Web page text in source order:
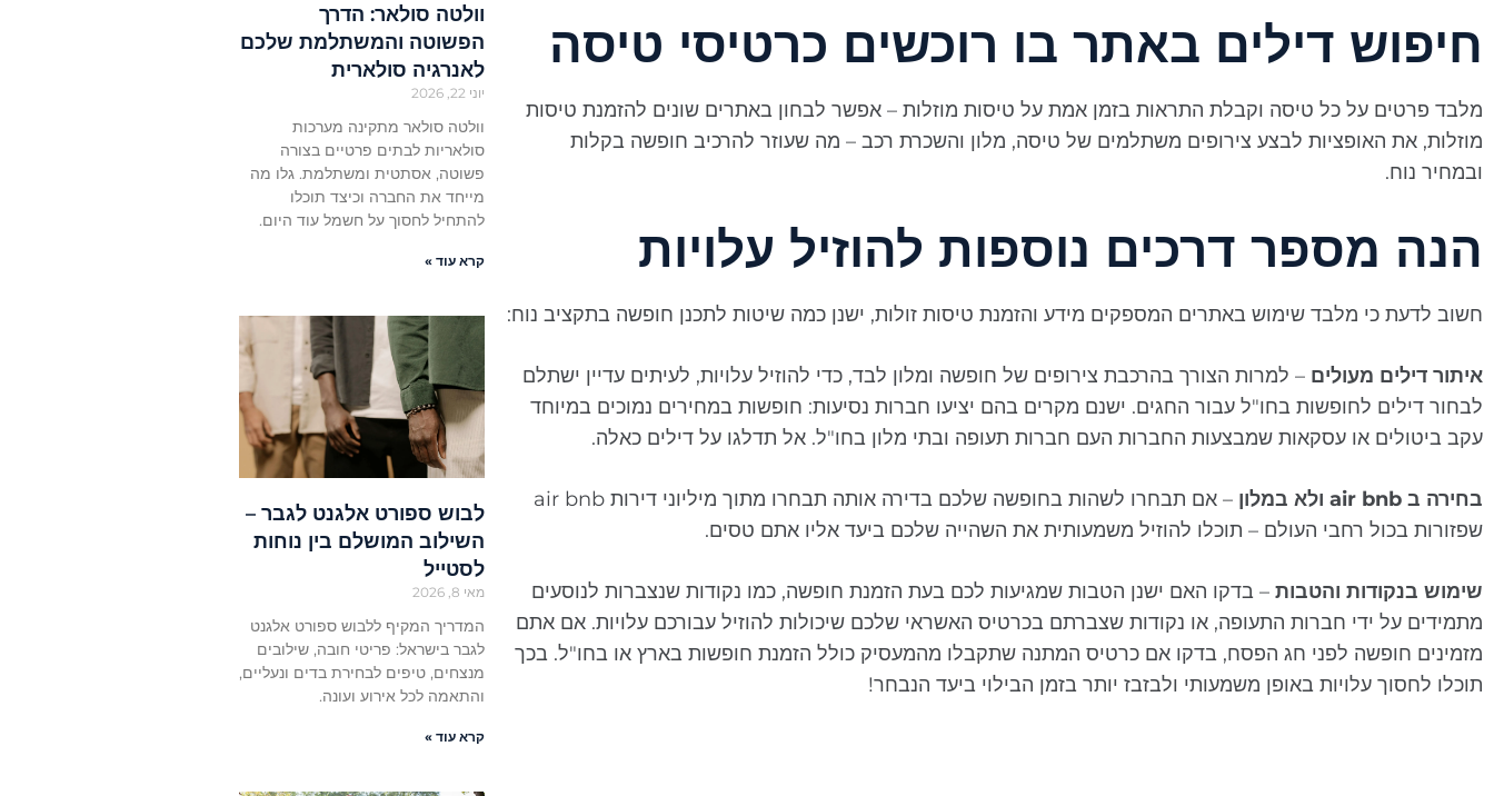
חיפוש דילים באתר בו רוכשים כרטיסי טיסה
מלבד פרטים על כל טיסה וקבלת התראות בזמן אמת על טיסות מוזלות – אפשר לבחון באתרים שונים להזמנת טיסות
מוזלות, את האופציות לבצע צירופים משתלמים של טיסה, מלון והשכרת רכב – מה שעוזר להרכיב חופשה בקלות
ובמחיר נוח.
הנה מספר דרכים נוספות להוזיל עלויות
חשוב לדעת כי מלבד שימוש באתרים המספקים מידע והזמנת טיסות זולות, ישנן כמה שיטות לתכנן חופשה בתקציב נוח:
איתור דילים מעולים – למרות הצורך בהרכבת צירופים של חופשה ומלון לבד, כדי להוזיל עלויות, לעיתים עדיין ישתלם
לבחור דילים לחופשות בחו"ל עבור החגים. ישנם מקרים בהם יציעו חברות נסיעות: חופשות במחירים נמוכים במיוחד
עקב ביטולים או עסקאות שמבצעות החברות העם חברות תעופה ובתי מלון בחו"ל. אל תדלגו על דילים כאלה.
בחירה ב air bnb ולא במלון
– אם תבחרו לשהות בחופשה שלכם בדירה אותה תבחרו מתוך מיליוני דירות air bnb
שפזורות בכול רחבי העולם – תוכלו להוזיל משמעותית את השהייה שלכם ביעד אליו אתם טסים.
שימוש בנקודות והטבות – בדקו האם ישנן הטבות שמגיעות לכם בעת הזמנת חופשה, כמו נקודות שנצברות לנוסעים
מתמידים על ידי חברות התעופה, או נקודות שצברתם בכרטיס האשראי שלכם שיכולות להוזיל עבורכם עלויות. אם אתם
מזמינים חופשה לפני חג הפסח, בדקו אם כרטיס המתנה שתקבלו מהמעסיק כולל הזמנת חופשות בארץ או בחו"ל. בכך
תוכלו לחסוך עלויות באופן משמעותי ולבזבז יותר בזמן הבילוי ביעד הנבחר!
וולטה סולאר: הדרך
הפשוטה והמשתלמת שלכם
לאנרגיה סולארית
יוני 22, 2026
וולטה סולאר מתקינה מערכות
סולאריות לבתים פרטיים בצורה
פשוטה, אסתטית ומשתלמת. גלו מה
מייחד את החברה וכיצד תוכלו
להתחיל לחסוך על חשמל עוד היום.
קרא עוד »
לבוש ספורט אלגנט לגבר –
השילוב המושלם בין נוחות
לסטייל
מאי 8, 2026
המדריך המקיף ללבוש ספורט אלגנט
לגבר בישראל: פריטי חובה, שילובים
מנצחים, טיפים לבחירת בדים ונעליים,
והתאמה לכל אירוע ועונה.
קרא עוד »